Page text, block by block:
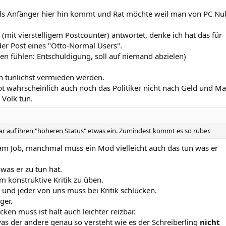
Anfänger hier hin kommt und Rat möchte weil man von PC
vierstelligem Postcounter) antwortet, denke ich hat das für
Post eines "Otto-Normal Users".
fühlen: Entschuldigung, soll auf niemand abzielen)
tunlichst vermieden werden.
wahrscheinlich auch noch das Politiker nicht nach Geld und
tun.
auf ihren "höheren Status" etwas ein. Zumindest kommt es so rüber.
Job, manchmal muss ein Mod vielleicht auch das tun was er
er zu tun hat.
konstruktive Kritik zu üben.
jeder von uns muss bei Kritik schlucken.
muss ist halt auch leichter reizbar.
der andere genau so versteht wie es der Schreiberling nicht